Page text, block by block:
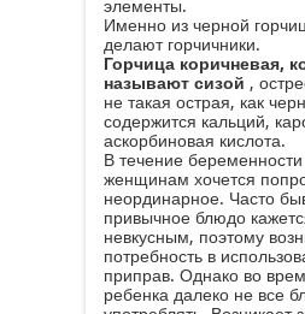
элементы.
Именно из черной
делают горчичники.
Горчица коричневая,
называют сизой ,
не такая острая, как
содержится кальций,
аскорбиновая кислота.
В течение
женщинам хочется
неординарное. Часто
привычное блюдо
невкусным, поэтому
потребность в
приправ. Однако во
ребенка далеко не все